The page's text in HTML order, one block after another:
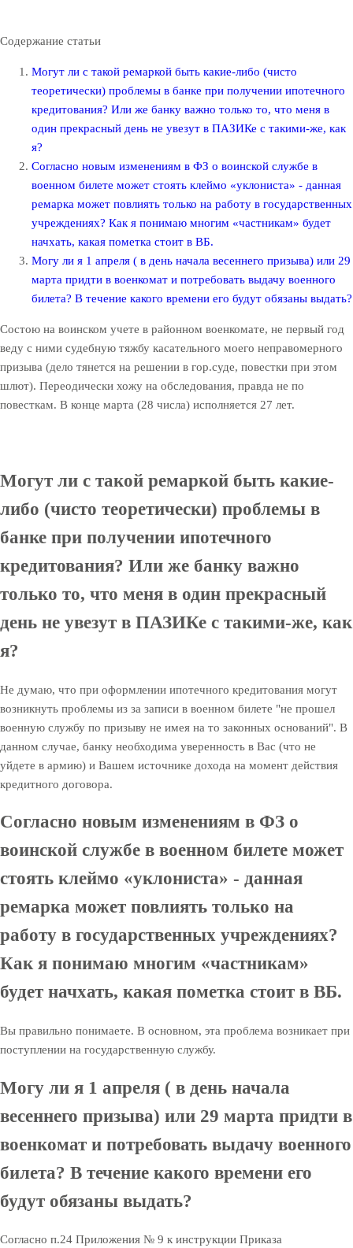
Содержание статьи
Могут ли с такой ремаркой быть какие-либо (чисто
теоретически) проблемы в банке при получении ипотечного
кредитования? Или же банку важно только то, что меня в
один прекрасный день не увезут в ПАЗИКе с такими-же, как
я?
Согласно новым изменениям в ФЗ о воинской службе в
военном билете может стоять клеймо «уклониста» - данная
ремарка может повлиять только на работу в государственных
учреждениях? Как я понимаю многим «частникам» будет
начхать, какая пометка стоит в ВБ.
Могу ли я 1 апреля ( в день начала весеннего призыва) или 29
марта придти в военкомат и потребовать выдачу военного
билета? В течение какого времени его будут обязаны выдать?
Состою на воинском учете в районном военкомате, не первый год
веду с ними судебную тяжбу касательного моего неправомерного
призыва (дело тянется на решении в гор.суде, повестки при этом
шлют). Переодически хожу на обследования, правда не по
повесткам. В конце марта (28 числа) исполняется 27 лет.
Могут ли с такой ремаркой быть какие-
либо (чисто теоретически) проблемы в
банке при получении ипотечного
кредитования? Или же банку важно
только то, что меня в один прекрасный
день не увезут в ПАЗИКе с такими-же, как
я?
Не думаю, что при оформлении ипотечного кредитования могут
возникнуть проблемы из за записи в военном билете "не прошел
военную службу по призыву не имея на то законных оснований". В
данном случае, банку необходима уверенность в Вас (что не
уйдете в армию) и Вашем источнике дохода на момент действия
кредитного договора.
Согласно новым изменениям в ФЗ о
воинской службе в военном билете может
стоять клеймо «уклониста» - данная
ремарка может повлиять только на
работу в государственных учреждениях?
Как я понимаю многим «частникам»
будет начхать, какая пометка стоит в ВБ.
Вы правильно понимаете. В основном, эта проблема возникает при
поступлении на государственную службу.
Могу ли я 1 апреля ( в день начала
весеннего призыва) или 29 марта придти в
военкомат и потребовать выдачу военного
билета? В течение какого времени его
будут обязаны выдать?
Согласно п.24 Приложения № 9 к инструкции Приказа